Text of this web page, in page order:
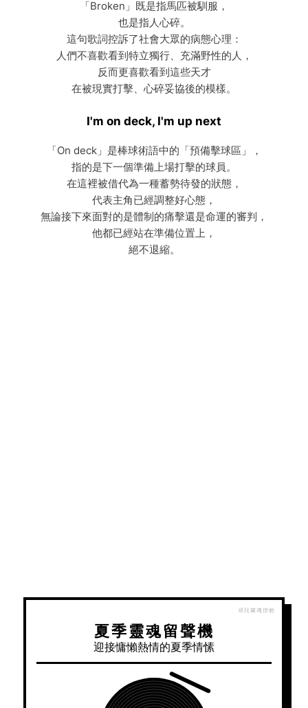
「Broken」既是指馬匹被馴服，
也是指人心碎。
這句歌詞控訴了社會大眾的病態心理：
人們不喜歡看到特立獨行、充滿野性的人，
反而更喜歡看到這些天才
在被現實打擊、心碎妥協後的模樣。
I'm on deck, I'm up next
「On deck」是棒球術語中的「預備擊球區」，
指的是下一個準備上場打擊的球員。
在這裡被借代為一種蓄勢待發的狀態，
代表主角已經調整好心態，
無論接下來面對的是體制的痛擊還是命運的審判，
他都已經站在準備位置上，
絕不退縮。
夏季靈魂留聲機
迎接慵懶熱情的夏季情愫